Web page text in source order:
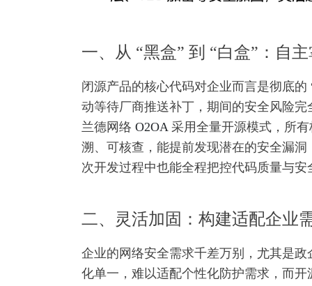
一、从 “黑盒” 到 “白盒”：自
闭源产品的核心代码对企业而言是彻底
动等待厂商推送补丁，期间的安全风险
兰德网络 O2OA采用全量开源模式，所
溯、可核查，能提前发现潜在的安全漏
次开发过程中也能全程把控代码质量与
二、灵活加固：构建适配企业
企业的网络安全需求千差万别，尤其是
化单一，难以适配个性化防护需求，而